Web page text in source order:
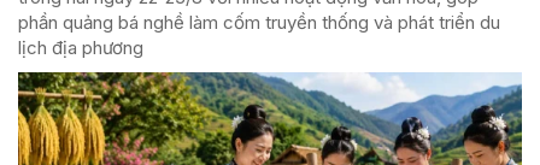
phần quảng bá nghề làm cốm truyền thống và phát triển du
lịch địa phương